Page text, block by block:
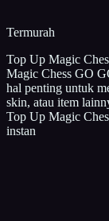
Termurah
Top Up Magic
Magic Chess GO
hal penting untuk
skin, atau item
Top Up Magic
instan